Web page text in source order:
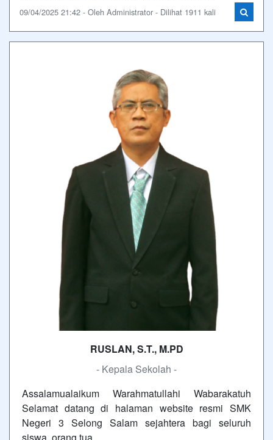
09/04/2025 21:42 - Oleh Administrator - Dilihat 1911 kali
RUSLAN, S.T., M.PD
- Kepala Sekolah -
Assalamualaikum Warahmatullahi Wabarakatuh
Selamat datang di halaman website resmi SMK
Negeri 3 Selong Salam sejahtera bagi seluruh
siswa, orang tua,…